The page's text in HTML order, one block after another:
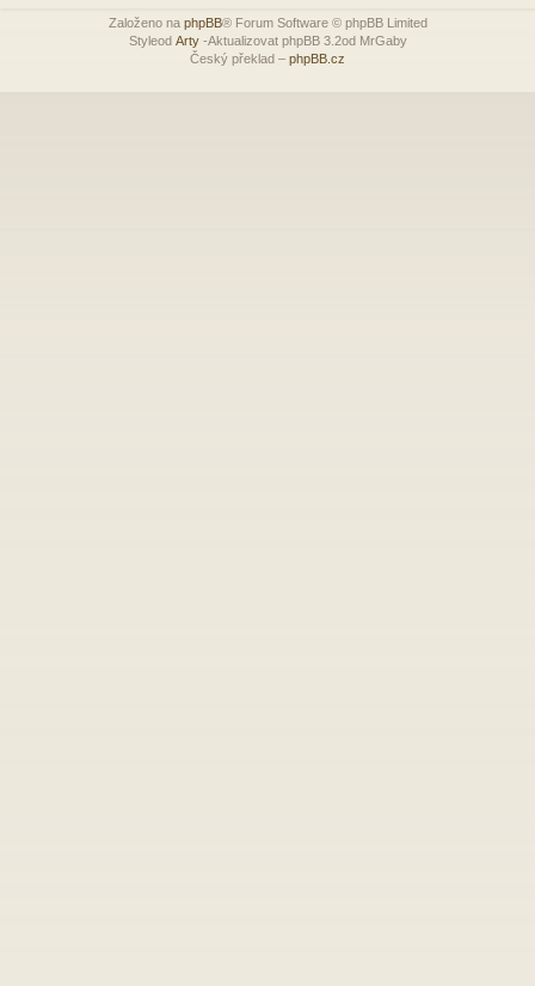
Založeno na phpBB® Forum Software © phpBB Limited
Styleod Arty-Aktualizovat phpBB 3.2od MrGaby
Český překlad – phpBB.cz